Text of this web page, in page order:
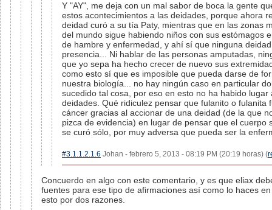
Y "AY", me deja con un mal sabor de boca la gente
estos acontecimientos a las deidades, porque ahora
deidad curó a su tía Paty, mientras que en las zonas
del mundo sigue habiendo niños con sus estómagos
de hambre y enfermedad, y ahí sí que ninguna
presencia... Ni hablar de las personas amputadas,
que yo sepa ha hecho crecer de nuevo sus
como esto sí que es imposible que pueda darse de
nuestra biología... no hay ningún caso en particular
sucedido tal cosa, por eso en esto no ha habido lugar
deidades. Qué ridiculez pensar que fulanito o fulanita
cáncer gracias al accionar de una deidad (de la que
pizca de evidencia) en lugar de pensar que el cuerpo
se curó sólo, por muy adversa que pueda ser la
#3.1.1.2.1.6 Johan - febrero 5, 2013 - 08:19 PM (20:19 horas) (
Concuerdo en algo con este comentario, y es que eliax
fuentes para ese tipo de afirmaciones así como lo haces
esto por dos razones.